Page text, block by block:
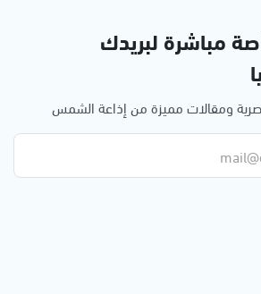
مباشرة لبريدك
ومقالات مميزة من إذاعة الشمس